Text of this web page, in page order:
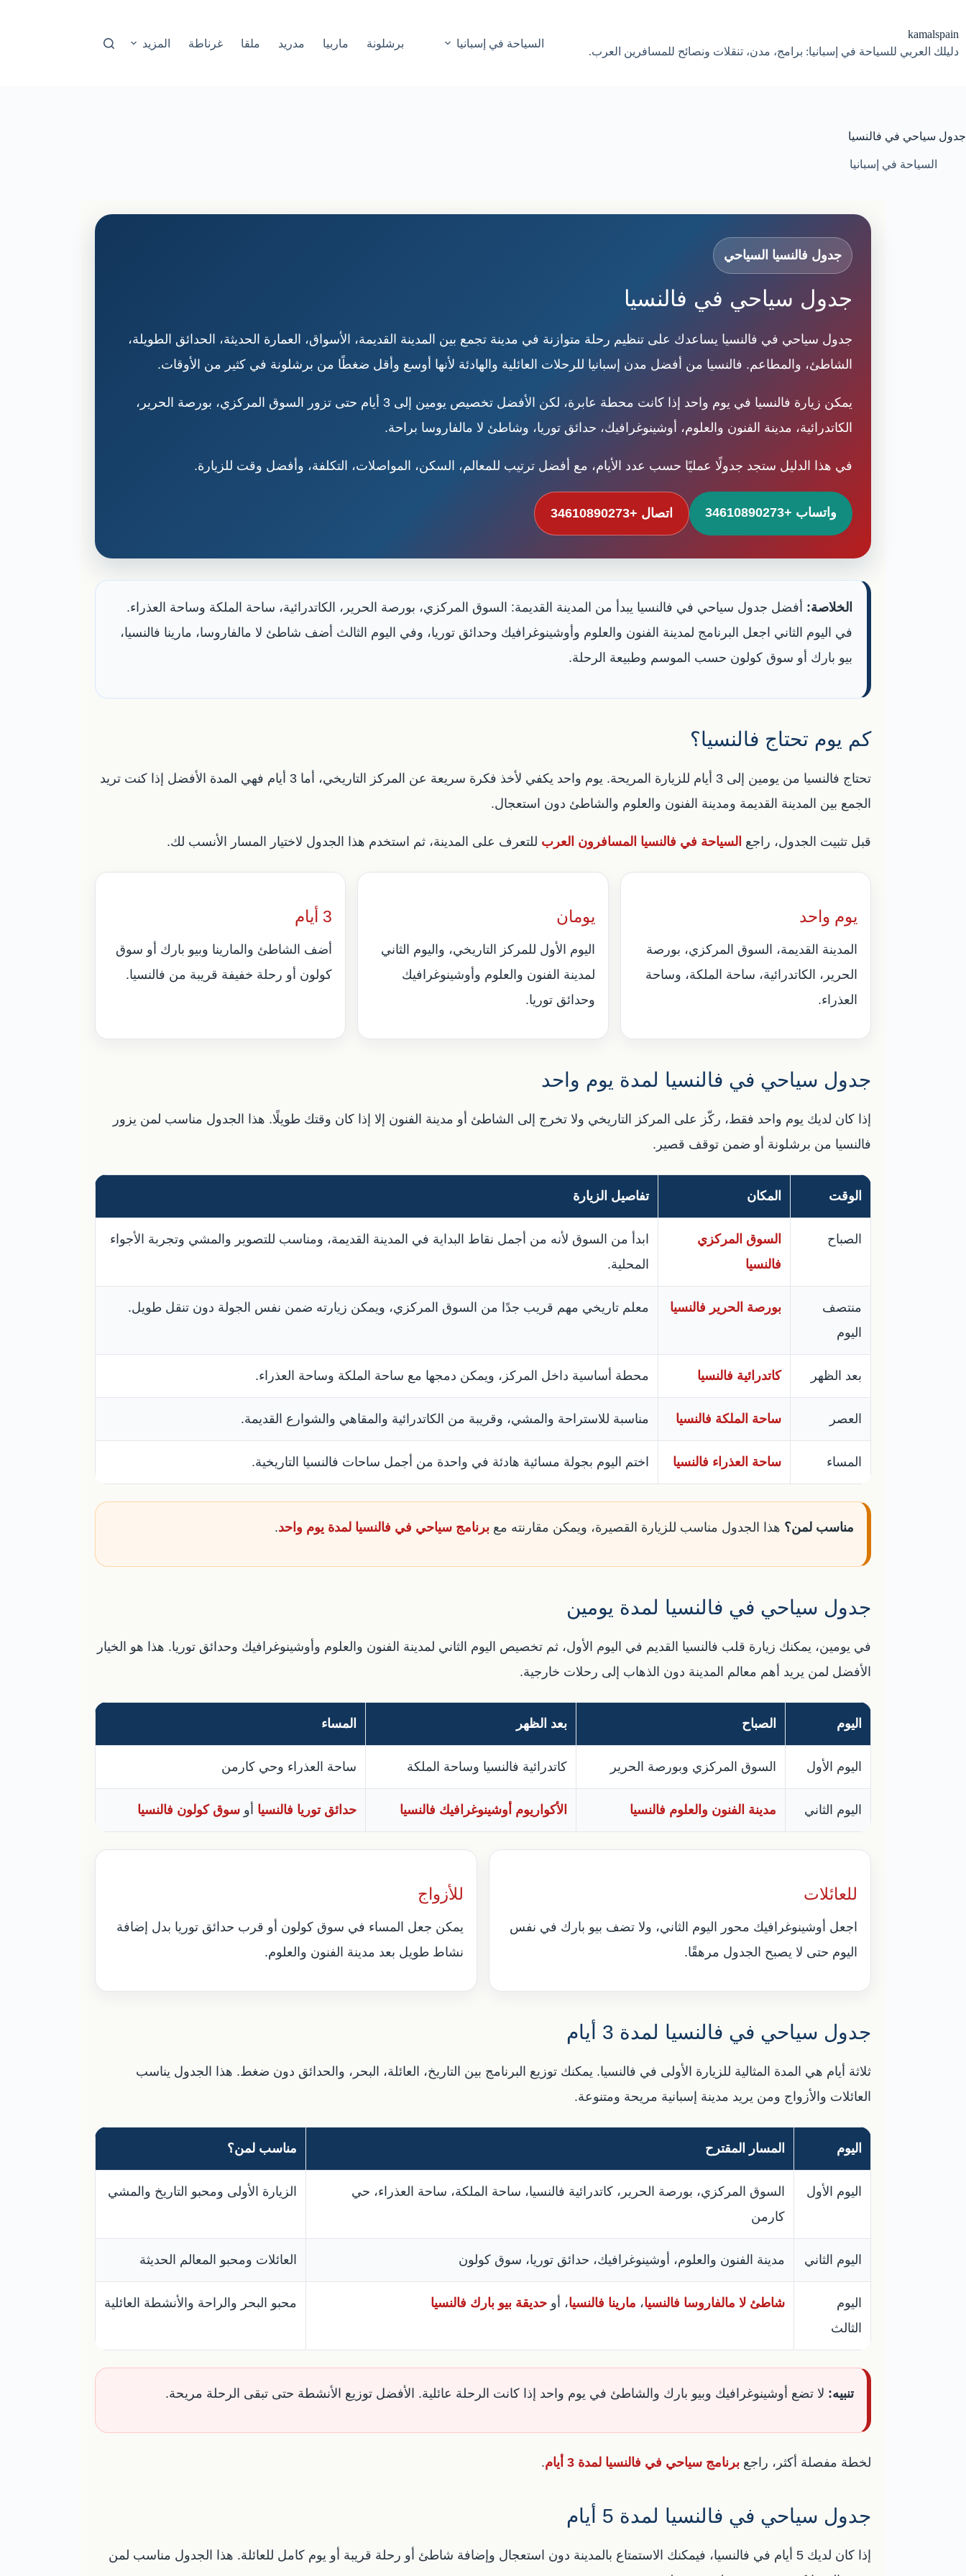
المحتوى
kamalspain
دليلك العربي للسياحة في إسبانيا: برامج، مدن، تنقلات ونصائح للمسافرين العرب.
السياحة في إسبانيا برشلونة ماربيا مدريد ملقا غرناطة المزيد
جدول سياحي في فالنسيا
السياحة في إسبانيا
جدول فالنسيا السياحي
جدول سياحي في فالنسيا
جدول سياحي في فالنسيا يساعدك على تنظيم رحلة متوازنة في مدينة تجمع بين المدينة القديمة، الأسواق، العمارة الحديثة، الحدائق الطويلة،
الشاطئ، والمطاعم. فالنسيا من أفضل مدن إسبانيا للرحلات العائلية والهادئة لأنها أوسع وأقل ضغطًا من برشلونة في كثير من الأوقات.
يمكن زيارة فالنسيا في يوم واحد إذا كانت محطة عابرة، لكن الأفضل تخصيص يومين إلى 3 أيام حتى تزور السوق المركزي، بورصة الحرير،
الكاتدرائية، مدينة الفنون والعلوم، أوشينوغرافيك، حدائق توريا، وشاطئ لا مالفاروسا براحة.
في هذا الدليل ستجد جدولًا عمليًا حسب عدد الأيام، مع أفضل ترتيب للمعالم، السكن، المواصلات، التكلفة، وأفضل وقت للزيارة.
واتساب +34610890273 اتصال +34610890273
الخلاصة: أفضل جدول سياحي في فالنسيا يبدأ من المدينة القديمة: السوق المركزي، بورصة الحرير، الكاتدرائية، ساحة الملكة وساحة العذراء.
في اليوم الثاني اجعل البرنامج لمدينة الفنون والعلوم وأوشينوغرافيك وحدائق توريا، وفي اليوم الثالث أضف شاطئ لا مالفاروسا، مارينا فالنسيا،
بيو بارك أو سوق كولون حسب الموسم وطبيعة الرحلة.
كم يوم تحتاج فالنسيا؟
تحتاج فالنسيا من يومين إلى 3 أيام للزيارة المريحة. يوم واحد يكفي لأخذ فكرة سريعة عن المركز التاريخي، أما 3 أيام فهي المدة الأفضل إذا كنت تريد
الجمع بين المدينة القديمة ومدينة الفنون والعلوم والشاطئ دون استعجال.
قبل تثبيت الجدول، راجع السياحة في فالنسيا المسافرون العرب للتعرف على المدينة، ثم استخدم هذا الجدول لاختيار المسار الأنسب لك.
يوم واحد
المدينة القديمة، السوق المركزي، بورصة
الحرير، الكاتدرائية، ساحة الملكة، وساحة
العذراء.
يومان
اليوم الأول للمركز التاريخي، واليوم الثاني
لمدينة الفنون والعلوم وأوشينوغرافيك
وحدائق توريا.
3 أيام
أضف الشاطئ والمارينا وبيو بارك أو سوق
كولون أو رحلة خفيفة قريبة من فالنسيا.
جدول سياحي في فالنسيا لمدة يوم واحد
إذا كان لديك يوم واحد فقط، ركّز على المركز التاريخي ولا تخرج إلى الشاطئ أو مدينة الفنون إلا إذا كان وقتك طويلًا. هذا الجدول مناسب لمن يزور
فالنسيا من برشلونة أو ضمن توقف قصير.
الوقت المكان تفاصيل الزيارة
الصباح
السوق المركزي
فالنسيا
ابدأ من السوق لأنه من أجمل نقاط البداية في المدينة القديمة، ومناسب للتصوير والمشي وتجربة الأجواء
المحلية.
منتصف
اليوم
بورصة الحرير فالنسيا معلم تاريخي مهم قريب جدًا من السوق المركزي، ويمكن زيارته ضمن نفس الجولة دون تنقل طويل.
بعد الظهر كاتدرائية فالنسيا محطة أساسية داخل المركز، ويمكن دمجها مع ساحة الملكة وساحة العذراء.
العصر ساحة الملكة فالنسيا مناسبة للاستراحة والمشي، وقريبة من الكاتدرائية والمقاهي والشوارع القديمة.
المساء ساحة العذراء فالنسيا اختم اليوم بجولة مسائية هادئة في واحدة من أجمل ساحات فالنسيا التاريخية.
مناسب لمن؟ هذا الجدول مناسب للزيارة القصيرة، ويمكن مقارنته مع برنامج سياحي في فالنسيا لمدة يوم واحد.
جدول سياحي في فالنسيا لمدة يومين
في يومين، يمكنك زيارة قلب فالنسيا القديم في اليوم الأول، ثم تخصيص اليوم الثاني لمدينة الفنون والعلوم وأوشينوغرافيك وحدائق توريا. هذا هو الخيار
الأفضل لمن يريد أهم معالم المدينة دون الذهاب إلى رحلات خارجية.
اليوم الصباح بعد الظهر المساء
اليوم الأول السوق المركزي وبورصة الحرير كاتدرائية فالنسيا وساحة الملكة ساحة العذراء وحي كارمن
اليوم الثاني مدينة الفنون والعلوم فالنسيا الأكواريوم أوشينوغرافيك فالنسيا حدائق توريا فالنسيا أو سوق كولون فالنسيا
للعائلات
اجعل أوشينوغرافيك محور اليوم الثاني، ولا تضف بيو بارك في نفس
اليوم حتى لا يصبح الجدول مرهقًا.
للأزواج
يمكن جعل المساء في سوق كولون أو قرب حدائق توريا بدل إضافة
نشاط طويل بعد مدينة الفنون والعلوم.
جدول سياحي في فالنسيا لمدة 3 أيام
ثلاثة أيام هي المدة المثالية للزيارة الأولى في فالنسيا. يمكنك توزيع البرنامج بين التاريخ، العائلة، البحر، والحدائق دون ضغط. هذا الجدول يناسب
العائلات والأزواج ومن يريد مدينة إسبانية مريحة ومتنوعة.
اليوم المسار المقترح مناسب لمن؟
اليوم الأول
السوق المركزي، بورصة الحرير، كاتدرائية فالنسيا، ساحة الملكة، ساحة العذراء، حي
كارمن
الزيارة الأولى ومحبو التاريخ والمشي
اليوم الثاني مدينة الفنون والعلوم، أوشينوغرافيك، حدائق توريا، سوق كولون العائلات ومحبو المعالم الحديثة
اليوم
الثالث
شاطئ لا مالفاروسا فالنسيا، مارينا فالنسيا، أو حديقة بيو بارك فالنسيا محبو البحر والراحة والأنشطة العائلية
تنبيه: لا تضع أوشينوغرافيك وبيو بارك والشاطئ في يوم واحد إذا كانت الرحلة عائلية. الأفضل توزيع الأنشطة حتى تبقى الرحلة مريحة.
لخطة مفصلة أكثر، راجع برنامج سياحي في فالنسيا لمدة 3 أيام .
جدول سياحي في فالنسيا لمدة 5 أيام
إذا كان لديك 5 أيام في فالنسيا، فيمكنك الاستمتاع بالمدينة دون استعجال وإضافة شاطئ أو رحلة قريبة أو يوم كامل للعائلة. هذا الجدول مناسب لمن